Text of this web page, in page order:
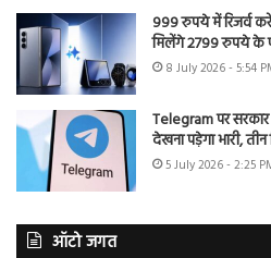
999 रुपये में रिजर्व
मिलेंगे 2799 रुपये के
8 July 2026 - 5:54
Telegram पर
देखना पड़ेगा भारी,
5 July 2026 - 2:25
ऑटो जगत